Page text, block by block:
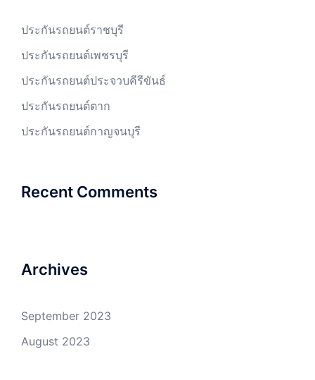
ประกันรถยนต์ราชบุรี
ประกันรถยนต์เพชรบุรี
ประกันรถยนต์ประจวบคีรีขันธ์
ประกันรถยนต์ตาก
ประกันรถยนต์กาญจนบุรี
Recent Comments
Archives
September 2023
August 2023